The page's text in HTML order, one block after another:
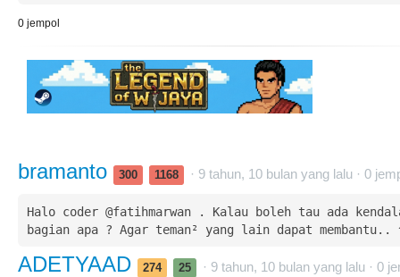
0 jempol
bramanto 300 1168 · 9 tahun, 10 bulan yang lalu · 0
Halo coder @fatihmarwan . Kalau boleh tau ada
bagian apa ? Agar teman² yang lain dapat membantu..
ADETYAAD 274 25 · 9 tahun, 10 bulan yang lalu · 0